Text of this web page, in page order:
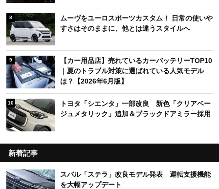
8
ムーヴをユーロスポーツカスタム！ 日常の使いや
すさはそのままに、他とは違うスタイルへ
9
【カー用品店】売れているカーバッテリーTOP10
｜夏のトラブル対策に選ばれている人気モデル
は？【2026年6月版】
10
トヨタ「シエンタ」一部改良 新色「クリアベー
ジュメタリック」追加＆ブラックドアミラー採用
新着記事
スバル「ステラ」改良モデル発表 運転支援機能
を大幅アップデート